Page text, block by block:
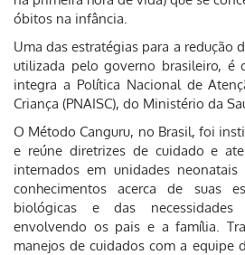
óbitos na infância.
Uma das estratégias para a redução
utilizada pelo governo brasileiro, é
integra a Política Nacional de
Criança (PNAISC), do Ministério da
O Método Canguru, no Brasil, foi
e reúne diretrizes de cuidado e
internados em unidades
conhecimentos acerca de suas
biológicas e das
envolvendo os pais e a família.
manejos de cuidados com a equipe